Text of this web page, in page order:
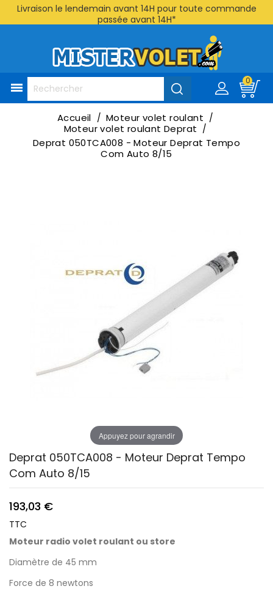
Livraison le lendemain avant 14H pour toute commande
passée avant 14H*

0
Accueil
Moteur volet roulant
Moteur volet roulant Deprat
Deprat 050TCA008 - Moteur Deprat Tempo
Com Auto 8/15
Appuyez pour agrandir
Deprat 050TCA008 - Moteur Deprat Tempo
Com Auto 8/15
193,03 €
TTC
Moteur radio volet roulant ou store
Diamètre de 45 mm
Force de 8 newtons